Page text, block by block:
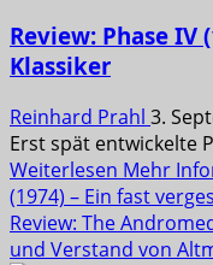
Review: Phase IV
Klassiker
Reinhard Prahl 3.
Erst spät entwickelte
Weiterlesen Mehr
(1974) – Ein fast
Review: The
und Verstand von